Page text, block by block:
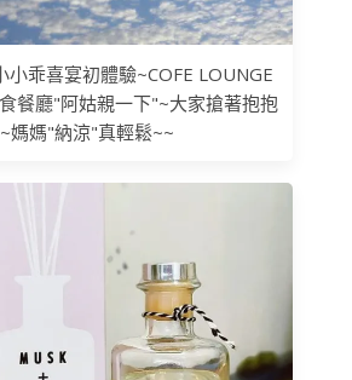
乖喜宴初體驗~COFE LOUNGE
餐廳"阿姑親一下"~大家搶著抱抱
媽媽"納涼"真輕鬆~~